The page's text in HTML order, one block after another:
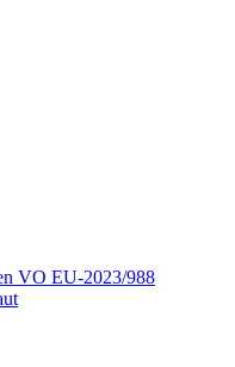
VO EU-2023/988